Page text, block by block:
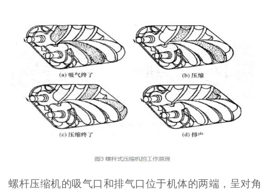
螺杆压缩机的吸气口和排气口位于机体的两端，呈对角